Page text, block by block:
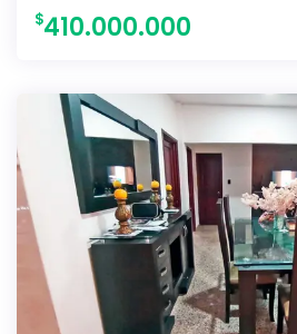
410.000.000